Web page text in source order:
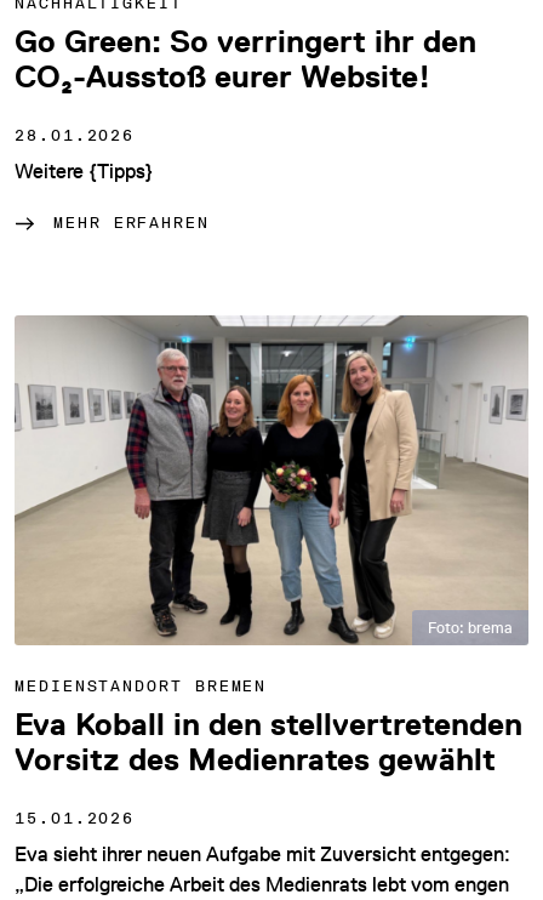
Go Green: So verringert ihr den
CO₂-Ausstoß eurer Website!
28.01.2026
Weitere {Tipps}
MEHR ERFAHREN
Foto: brema
MEDIENSTANDORT BREMEN
Eva Koball in den stellvertretenden
Vorsitz des Medienrates gewählt
15.01.2026
Eva sieht ihrer neuen Aufgabe mit Zuversicht entgegen:
„Die erfolgreiche Arbeit des Medienrats lebt vom engen